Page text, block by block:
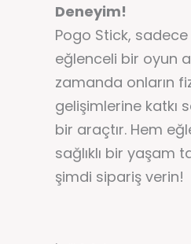
Deneyim!
Pogo Stick,
eğlenceli bir oyun
zamanda onların
gelişimlerine katkı
bir araçtır. Hem
sağlıklı bir yaşam
şimdi sipariş verin!